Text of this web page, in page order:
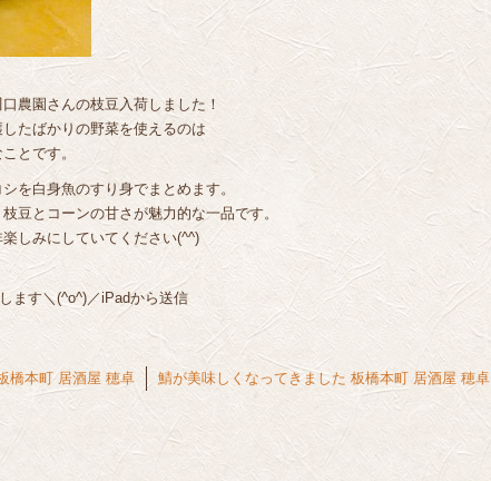
農園さんの枝豆入荷しました！
たばかりの野菜を使えるのは
とです。
を白身魚のすり身でまとめます。
豆とコーンの甘さが魅力的な一品です。
しみにしていてください(^^)
ます＼(^o^)／iPadから送信
橋本町 居酒屋 穂卓 鯖が美味しくなってきました 板橋本町 居酒屋 穂卓